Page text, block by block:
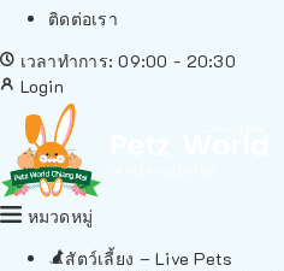
ติดต่อเรา
เวลาทำการ: 09:00 - 20:30
Login
หมวดหมู่
สัตว์เลี้ยง – Live Pets